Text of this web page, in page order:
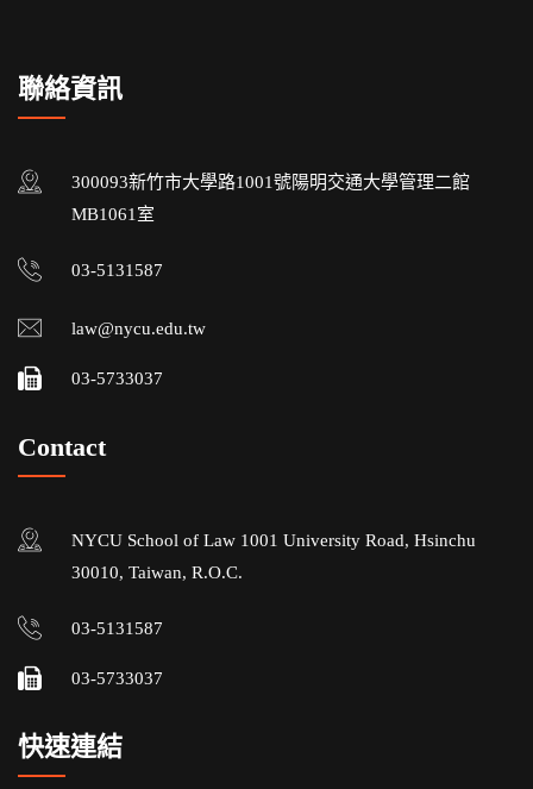
聯絡資訊
300093新竹市大學路1001號陽明交通大學管理二館
MB1061室
03-5131587
law@nycu.edu.tw
03-5733037
Contact
NYCU School of Law 1001 University Road, Hsinchu
30010, Taiwan, R.O.C.
03-5131587
03-5733037
快速連結